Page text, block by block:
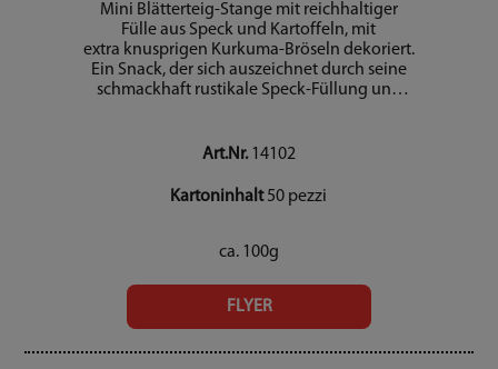
Mini Blätterteig-Stange mit reichhaltiger
Fülle aus Speck und Kartoffeln, mit
extra knusprigen Kurkuma-Bröseln dekoriert.
Ein Snack, der sich auszeichnet durch seine
schmackhaft rustikale Speck-Füllung und
Art.Nr.14102
Kartoninhalt50 pezzi
ca. 100g
FLYER